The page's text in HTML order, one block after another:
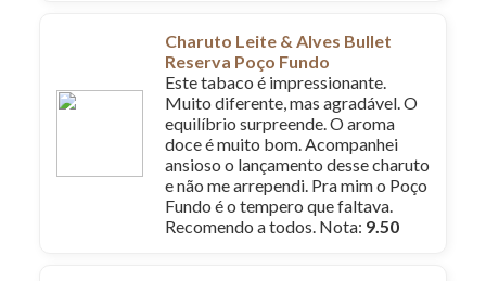
Charuto Leite & Alves Bullet
Reserva Poço Fundo
Este tabaco é impressionante.
Muito diferente, mas agradável. O
equilíbrio surpreende. O aroma
doce é muito bom. Acompanhei
ansioso o lançamento desse charuto
e não me arrependi. Pra mim o Poço
Fundo é o tempero que faltava.
Recomendo a todos. Nota: 9.50